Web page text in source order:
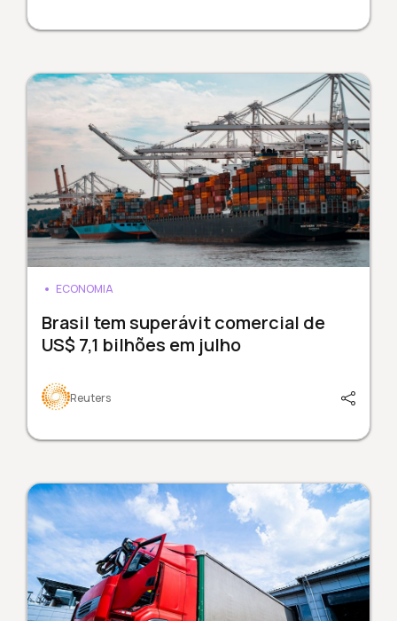
ECONOMIA
Brasil tem superávit comercial de
US$ 7,1 bilhões em julho
Reuters